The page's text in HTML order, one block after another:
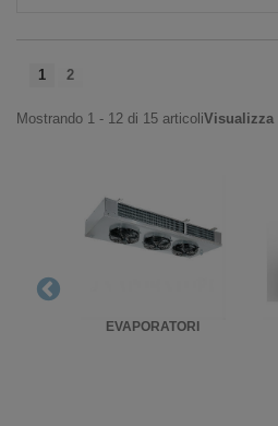
1 2
Mostrando 1 - 12 di 15 articoliVisualizza
EVAPORATORI